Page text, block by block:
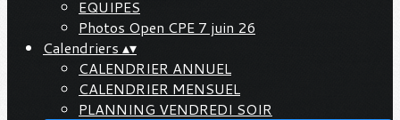
EQUIPES
Photos Open CPE 7 juin 26
Calendriers ▴▾
CALENDRIER ANNUEL
CALENDRIER MENSUEL
PLANNING VENDREDI SOIR